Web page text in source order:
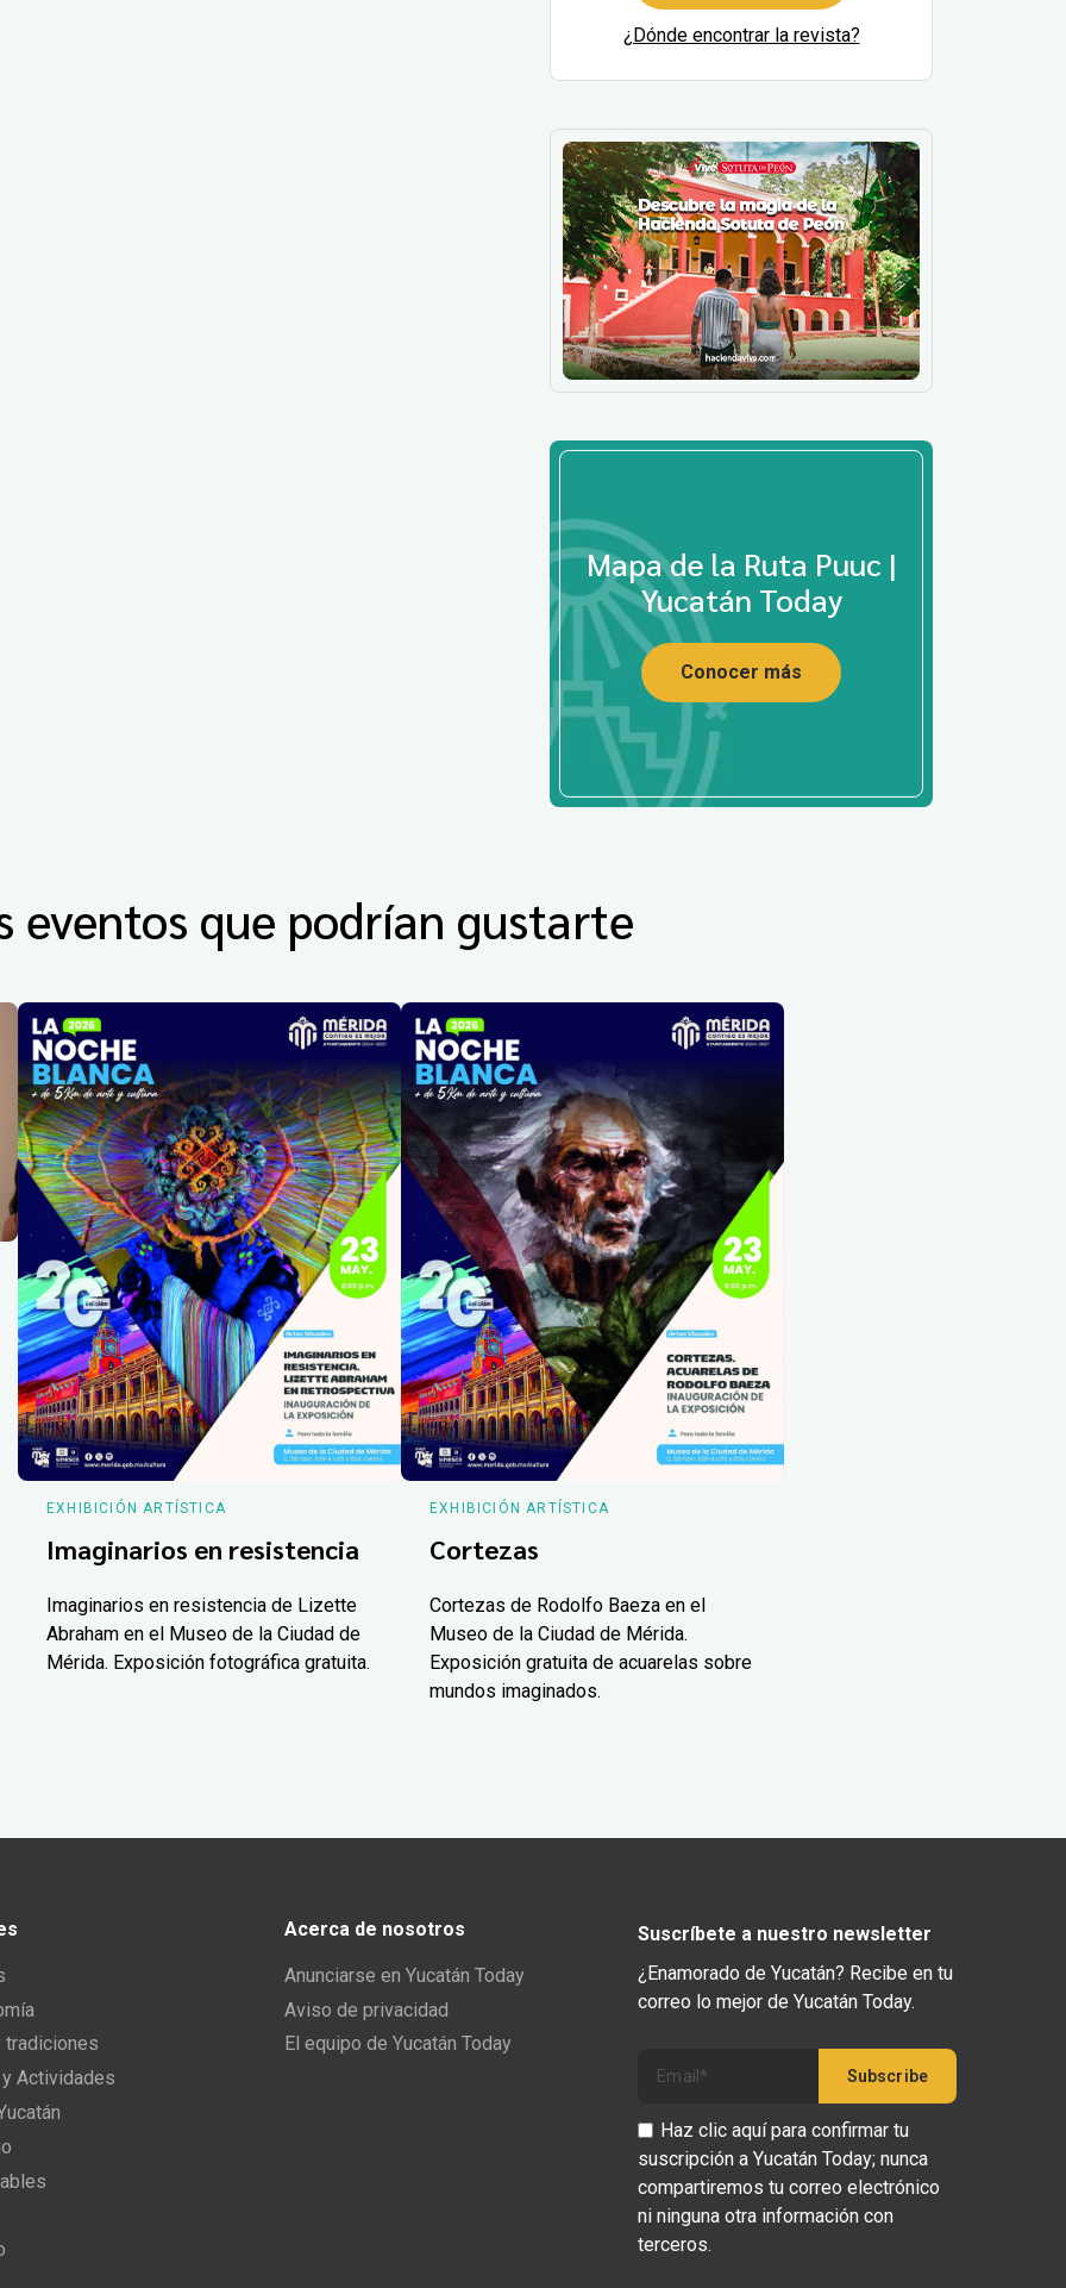
¿Dónde encontrar la revista?
Mapa de la Ruta Puuc |
Yucatán Today
Conocer más
eventos que podrían gustarte
EXHIBICIÓN ARTÍSTICA
Imaginarios en resistencia
Imaginarios en resistencia de Lizette
Abraham en el Museo de la Ciudad de
Mérida. Exposición fotográfica gratuita.
EXHIBICIÓN ARTÍSTICA
Cortezas
Cortezas de Rodolfo Baeza en el
Museo de la Ciudad de Mérida.
Exposición gratuita de acuarelas sobre
mundos imaginados.
tradiciones
Actividades
Acerca de nosotros
Anunciarse en Yucatán Today
Aviso de privacidad
El equipo de Yucatán Today
Suscríbete a nuestro newsletter
¿Enamorado de Yucatán? Recibe en tu
correo lo mejor de Yucatán Today.
Haz clic aquí para confirmar tu
suscripción a Yucatán Today; nunca
compartiremos tu correo electrónico
ni ninguna otra información con
terceros.